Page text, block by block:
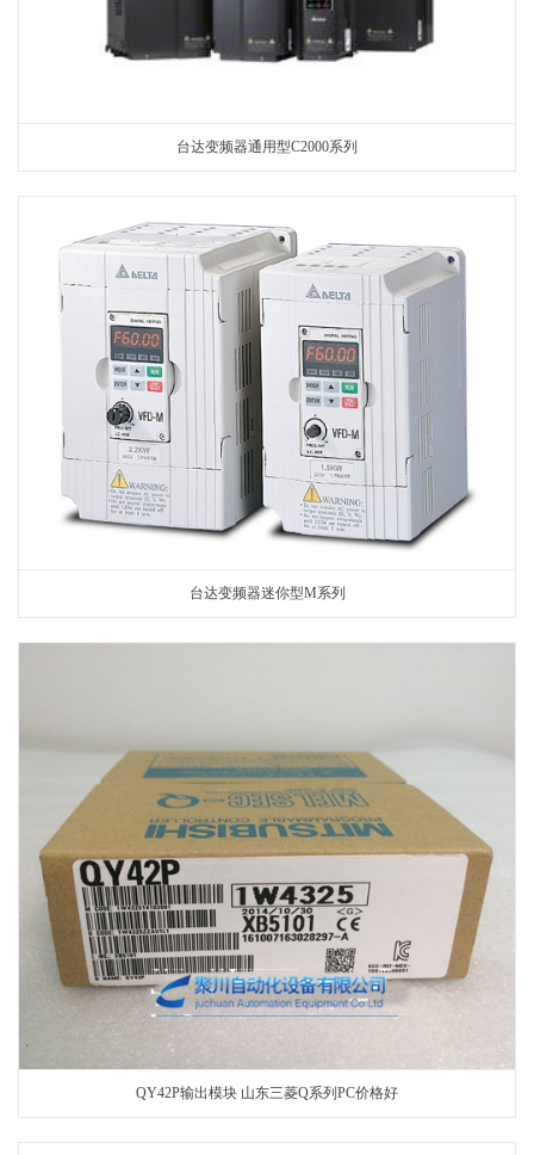
台达变频器通用型C2000系列
台达变频器迷你型M系列
QY42P输出模块 山东三菱Q系列PC价格好